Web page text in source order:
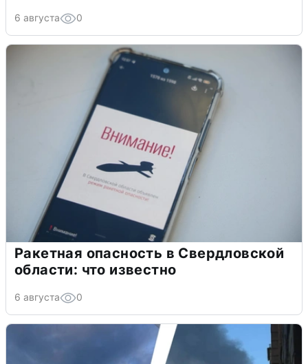
6 августа 0
Ракетная опасность в Свердловской
области: что известно
6 августа 0